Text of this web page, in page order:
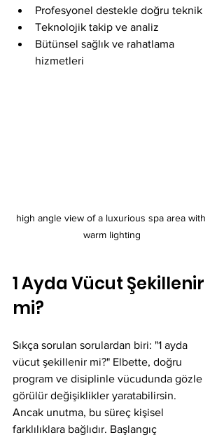
Profesyonel destekle doğru teknik
Teknolojik takip ve analiz
Bütünsel sağlık ve rahatlama
hizmetleri
high angle view of a luxurious spa area with
warm lighting
1 Ayda Vücut Şekillenir
mi?
Sıkça sorulan sorulardan biri: "1 ayda
vücut şekillenir mi?" Elbette, doğru
program ve disiplinle vücudunda gözle
görülür değişiklikler yaratabilirsin.
Ancak unutma, bu süreç kişisel
farklılıklara bağlıdır. Başlangıç